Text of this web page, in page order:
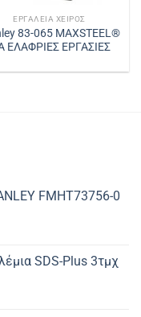
ΕΡΓΑΛΕΊΑ ΧΕΙΡΌΣ
83-065 MAXSTEEL®
ΕΛΑΦΡΙΕΣ ΕΡΓΑΣΙΕΣ
FMHT73756-0
SDS-Plus 3τμχ